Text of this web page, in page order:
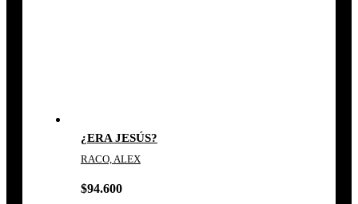
¿ERA JESÚS?
RACO, ALEX
$94.600